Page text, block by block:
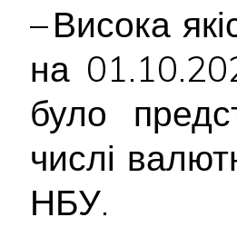
– Висока
на
було
числі
НБУ.